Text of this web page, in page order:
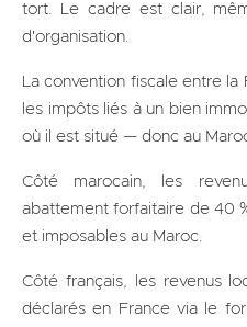
tort. Le cadre est clair,
d'organisation.
La convention fiscale entre
les impôts liés à un bien
où il est situé — donc au
Côté marocain, les
abattement forfaitaire de 40
et imposables au Maroc.
Côté français, les revenus
déclarés en France via le